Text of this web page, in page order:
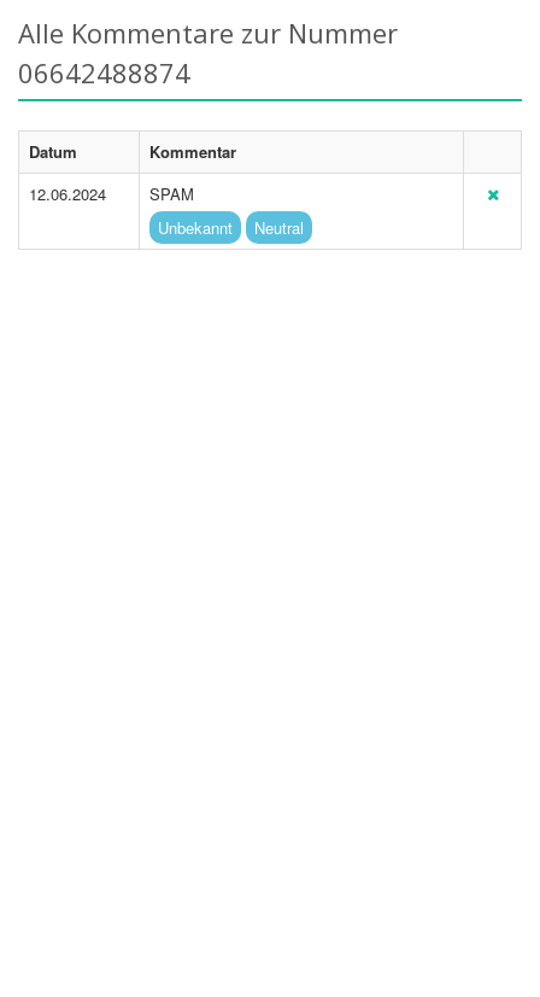
Alle Kommentare zur Nummer
06642488874
Datum
Kommentar
12.06.2024
SPAM
Unbekannt
Neutral